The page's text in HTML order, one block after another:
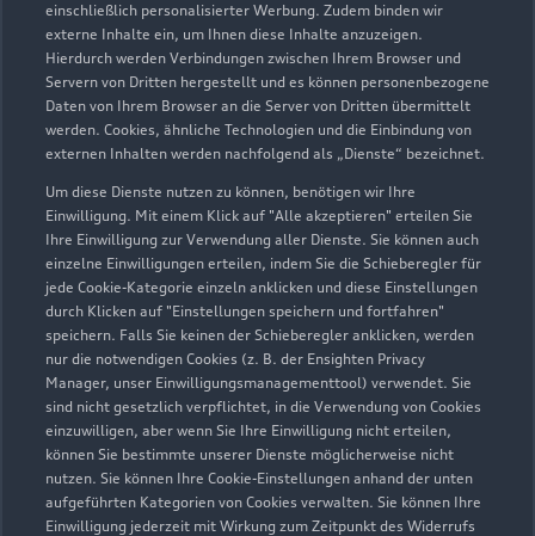
einschließlich personalisierter Werbung. Zudem binden wir
externe Inhalte ein, um Ihnen diese Inhalte anzuzeigen.
Hierdurch werden Verbindungen zwischen Ihrem Browser und
Servern von Dritten hergestellt und es können personenbezogene
Daten von Ihrem Browser an die Server von Dritten übermittelt
werden. Cookies, ähnliche Technologien und die Einbindung von
externen Inhalten werden nachfolgend als „Dienste“ bezeichnet.
Um diese Dienste nutzen zu können, benötigen wir Ihre
Einwilligung. Mit einem Klick auf "Alle akzeptieren" erteilen Sie
Ihre Einwilligung zur Verwendung aller Dienste. Sie können auch
einzelne Einwilligungen erteilen, indem Sie die Schieberegler für
jede Cookie-Kategorie einzeln anklicken und diese Einstellungen
durch Klicken auf "Einstellungen speichern und fortfahren"
speichern. Falls Sie keinen der Schieberegler anklicken, werden
nur die notwendigen Cookies (z. B. der Ensighten Privacy
Manager, unser Einwilligungsmanagementtool) verwendet. Sie
sind nicht gesetzlich verpflichtet, in die Verwendung von Cookies
einzuwilligen, aber wenn Sie Ihre Einwilligung nicht erteilen,
können Sie bestimmte unserer Dienste möglicherweise nicht
nutzen. Sie können Ihre Cookie-Einstellungen anhand der unten
aufgeführten Kategorien von Cookies verwalten. Sie können Ihre
Einwilligung jederzeit mit Wirkung zum Zeitpunkt des Widerrufs